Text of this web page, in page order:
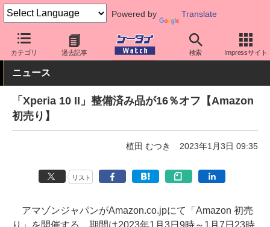
Powered by Translate
カテゴリ 過去記事 検索 Impressサイト
ケータイ Watch OS Android Xperia
ニュース
「Xperia 10 II」整備済み品が16％オフ【Amazon
初売り】
植田 むつき 2023年1月3日 09:35
リスト
アマゾンジャパンがAmazon.co.jpにて「Amazon 初売
り」を開催する。期間は2023年1月3日9時～1月7日23時